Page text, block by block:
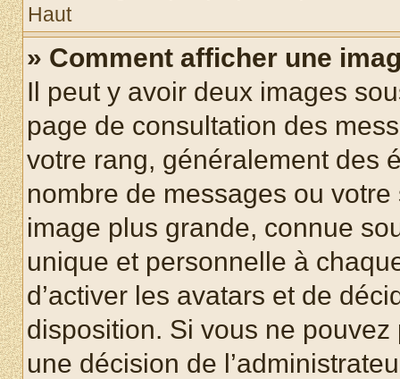
Haut
» Comment afficher une
Il peut y avoir deux images
page de consultation des
votre rang, généralement des
nombre de messages ou
image plus grande, connue
unique et personnelle à
d’activer les avatars et de
disposition. Si vous ne pouvez
une décision de